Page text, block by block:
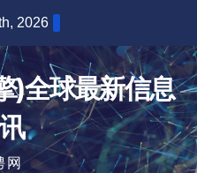
2026
)全球最新信息
网